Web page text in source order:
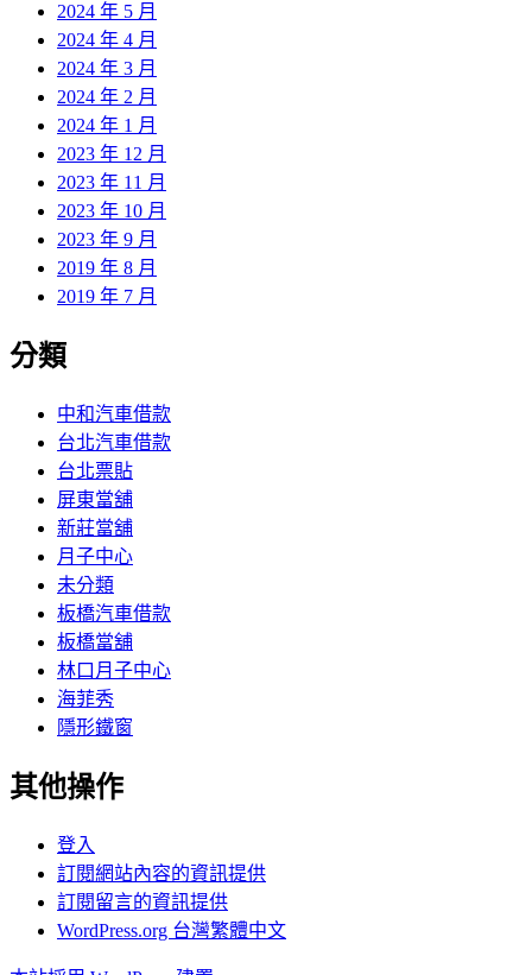
2024 年 5 月
2024 年 4 月
2024 年 3 月
2024 年 2 月
2024 年 1 月
2023 年 12 月
2023 年 11 月
2023 年 10 月
2023 年 9 月
2019 年 8 月
2019 年 7 月
分類
中和汽車借款
台北汽車借款
台北票貼
屏東當舖
新莊當舖
月子中心
未分類
板橋汽車借款
板橋當舖
林口月子中心
海菲秀
隱形鐵窗
其他操作
登入
訂閱網站內容的資訊提供
訂閱留言的資訊提供
WordPress.org 台灣繁體中文